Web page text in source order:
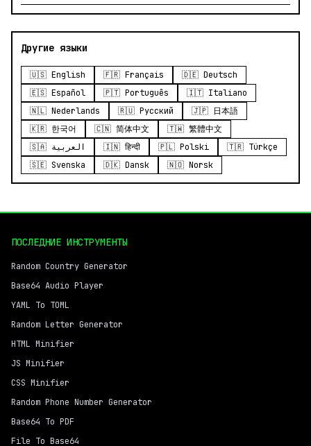
Другие языки
🇺🇸 English 🇫🇷 Français
🇩🇪 Deutsch
🇪🇸 Español
🇵🇹 Português
🇮🇹 Italiano
🇳🇱 Nederlands
🇷🇺 Русский
🇯🇵 日本語
🇰🇷 한국어
🇨🇳 简体中文
🇹🇼 繁體中文
🇸🇦 العربية
🇮🇳 हिन्दी 🇵🇱 Polski
🇹🇷 Türkçe
🇸🇪 Svenska
🇩🇰 Dansk 🇳🇴 Norsk
ПОСЛЕДНИЕ ИНСТРУМЕНТЫ
Random Country Generator
Base64 Audio Player
YAML To TOML
Random Letter Generator
HTML Minifier
JS Minifier
CSS Minifier
Random Phone Number Generator
Base64 To PDF
File To Base64